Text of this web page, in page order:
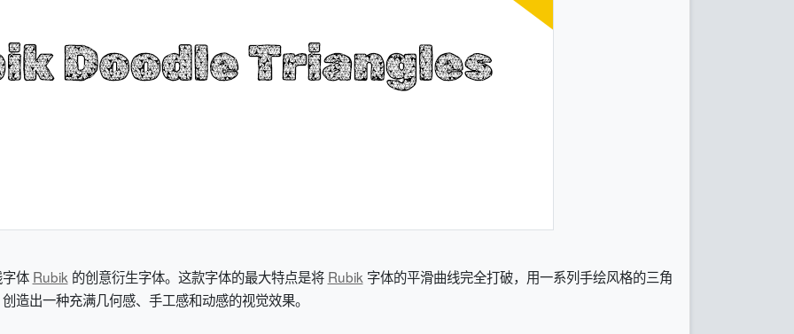
体 Rubik 的创意衍生字体。这款字体的最大特点是将 Rubik 字体的平滑曲线完全打破，用一系列手绘风格的三角
造出一种充满几何感、手工感和动感的视觉效果。